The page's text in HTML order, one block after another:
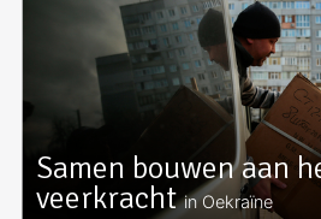
Samen bouwen aan
veerkrachtin Oekraïne